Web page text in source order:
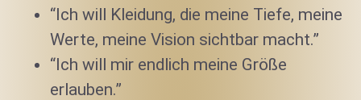
“Ich will Kleidung, die meine Tiefe, meine
Werte, meine Vision sichtbar macht.”
“Ich will mir endlich meine Größe
erlauben.”